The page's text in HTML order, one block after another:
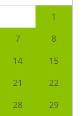
1
7
8
14
15
21
22
28
29